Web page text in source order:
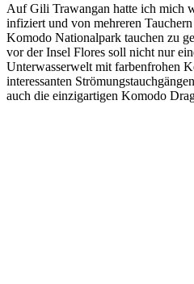
Auf Gili Trawangan hatte ich mich
infiziert und von mehreren
Komodo Nationalpark tauchen zu
vor der Insel Flores soll nicht nur
Unterwasserwelt mit farbenfrohen
interessanten
auch die einzigartigen Komodo